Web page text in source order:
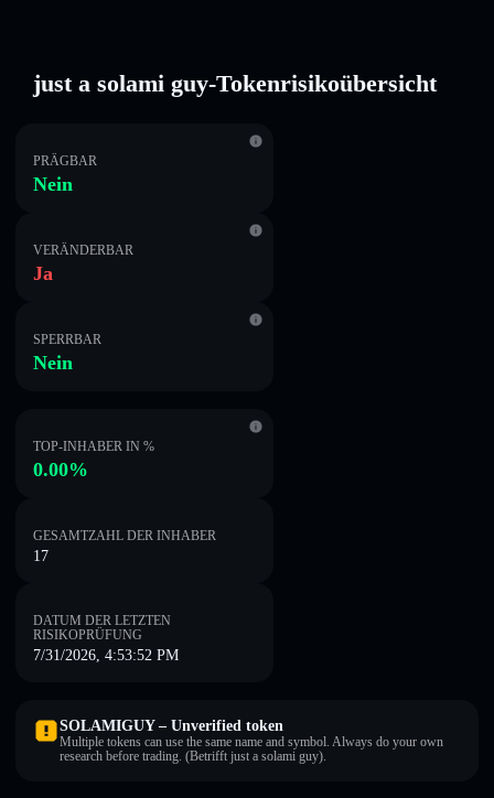
just a solami guy-Tokenrisikoübersicht
PRÄGBAR
Nein
VERÄNDERBAR
Ja
SPERRBAR
Nein
TOP-INHABER IN %
0.00%
GESAMTZAHL DER INHABER
17
DATUM DER LETZTEN
RISIKOPRÜFUNG
7/31/2026, 4:53:52 PM
SOLAMIGUY – Unverified token
Multiple tokens can use the same name and symbol. Always do your own
research before trading. (Betrifft just a solami guy).